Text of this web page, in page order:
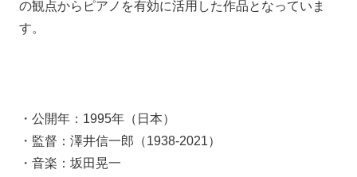
の観点からピアノを有効に活用した作品となっていま
す。
・公開年：1995年（日本）
・監督：澤井信一郎（1938-2021）
・音楽：坂田晃一